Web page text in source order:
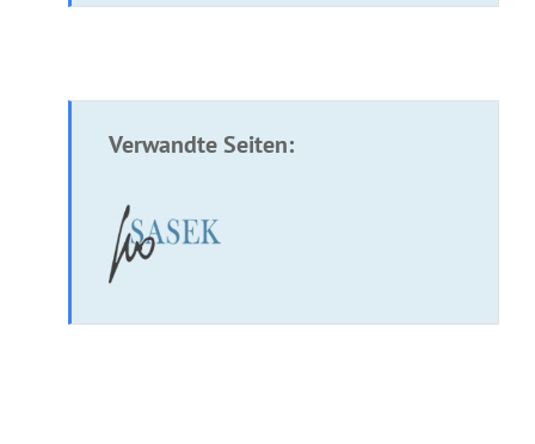
Verwandte Seiten: